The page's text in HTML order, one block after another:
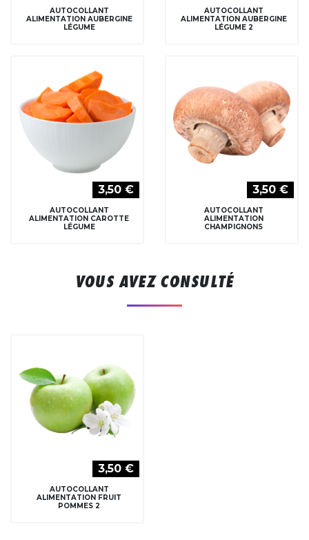
AUTOCOLLANT
ALIMENTATION AUBERGINE
LÉGUME
AUTOCOLLANT
ALIMENTATION AUBERGINE
LÉGUME 2
3,50 €
AUTOCOLLANT
ALIMENTATION CAROTTE
LÉGUME
3,50 €
AUTOCOLLANT
ALIMENTATION
CHAMPIGNONS
VOUS AVEZ CONSULTÉ
3,50 €
AUTOCOLLANT
ALIMENTATION FRUIT
POMMES 2